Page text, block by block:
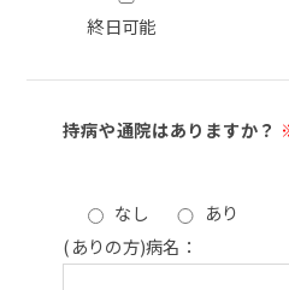
終日可能
持病や通院はありますか？
なし
あり
(ありの方)病名：